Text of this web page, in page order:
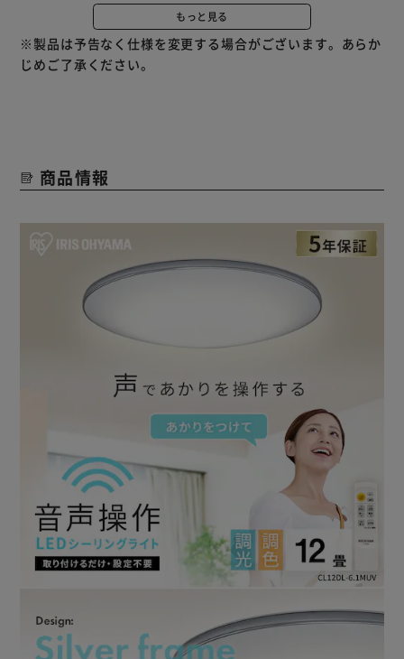
【簡単操作】
LEDシーリング本体が音声を認識。
直接シーリングライトに話しかけるだけの簡単操作。
スマートスピーカーを介さず、直接音声を認識するので、応
【美しくきらめくシルバーリング】
【高い省エネ性能と明るさを両立】
アイリスオーヤマ独自の新技術「メタルサーキット」によ
り、高い省エネ性能と自然な明るさを同時に実現。
明るいのにまぶしくない、自然な光でお部屋を照らします。
【シーンに合わせてあかりをアレンジ】
付属のリモコンで、調色11段階・調光10段階＋常夜灯で灯
【おやすみタイマー】
次第に暗くなり、10分または30分後に消灯します。
お好みのあかりを記憶して再点灯できます。
【LEDのいいところ】
・長寿命約40000時間（※）、一度設置したら約10年間取替
え不要
※寿命は光束が70％まで低下するまでの時間です。表示は
設計寿命であり、製品の寿命を保証するものではありませ
ん。
・虫が寄りつきにくい
・色がより自然に見える演色性Ra85
もっと見る
※製品は予告なく仕様を変更する場合がございます。あらか
じめご了承ください。
商品情報